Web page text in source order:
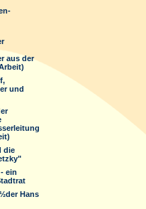
aus der
und
die
ein
Hans